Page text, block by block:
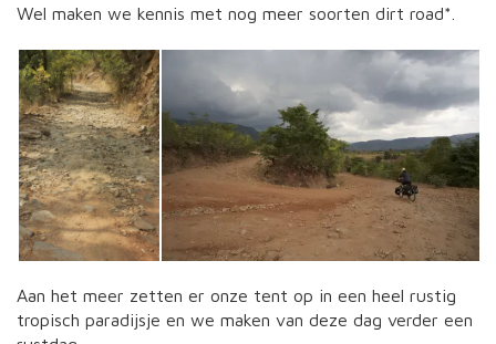
Wel maken we kennis met nog meer soorten dirt road*.
Aan het meer zetten er onze tent op in een heel rustig
tropisch paradijsje en we maken van deze dag verder een